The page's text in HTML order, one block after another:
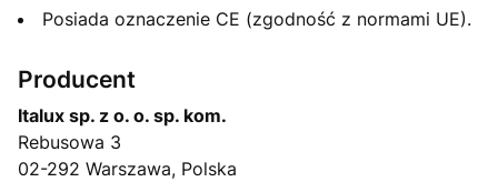
Posiada oznaczenie CE (zgodność z normami UE).
Producent
Italux sp. z o. o. sp. kom.
Rebusowa 3
02-292 Warszawa, Polska